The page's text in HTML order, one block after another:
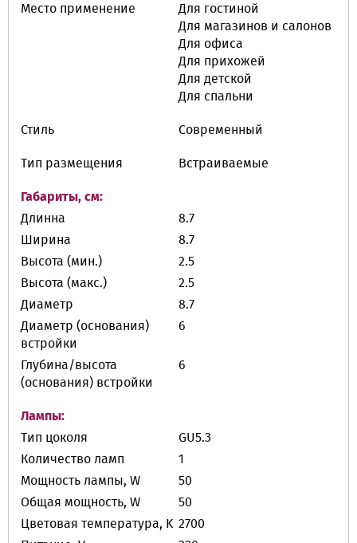
Место применение
Для гостиной
Для магазинов и салонов
Для офиса
Для прихожей
Для детской
Для спальни
Стиль Современный
Тип размещения Встраиваемые
Габариты, см:
Длинна
8.7
Ширина
8.7
Высота (мин.)
2.5
Высота (макс.)
2.5
Диаметр
8.7
Диаметр (основания)
встройки
6
Глубина/высота
(основания) встройки
6
Лампы:
Тип цоколя
GU5.3
Количество ламп
1
Мощность лампы, W
50
Общая мощность, W
50
Цветовая температура, K 2700